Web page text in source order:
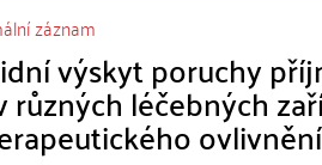
záznam
výskyt poruchy
různých léčebných
ovlivnění